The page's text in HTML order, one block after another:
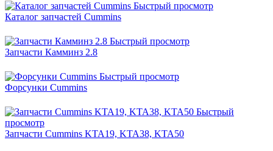
Быстрый просмотр
Каталог запчастей Cummins
Быстрый просмотр
Запчасти Камминз 2.8
Быстрый просмотр
Форсунки Cummins
Быстрый
просмотр
Запчасти Cummins KTA19, KTA38, KTA50